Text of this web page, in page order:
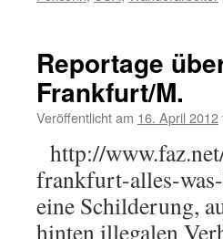
Reportage
Frankfurt/M.
Veröffentlicht am 16. April 2012
http://
frankfurt-alles-
eine Schilderung,
hinten illegalen